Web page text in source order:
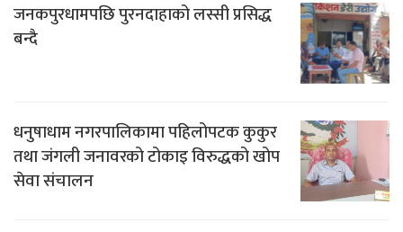
जनकपुरधामपछि पुरनदाहाको लस्सी प्रसिद्ध
बन्दै
धनुषाधाम नगरपालिकामा पहिलोपटक कुकुर
तथा जंगली जनावरको टोकाइ विरुद्धको खोप
सेवा संचालन